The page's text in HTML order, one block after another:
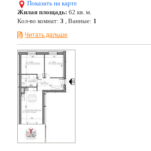
Показать на карте
Жилая площадь: 62 кв. м.
Кол-во комнат: 3 , Ванные: 1
Читать дальше